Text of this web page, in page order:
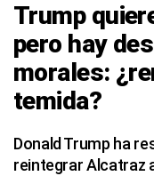
Trump
pero hay
morales:
temida?
Donald Trump ha
reintegrar Alcatraz